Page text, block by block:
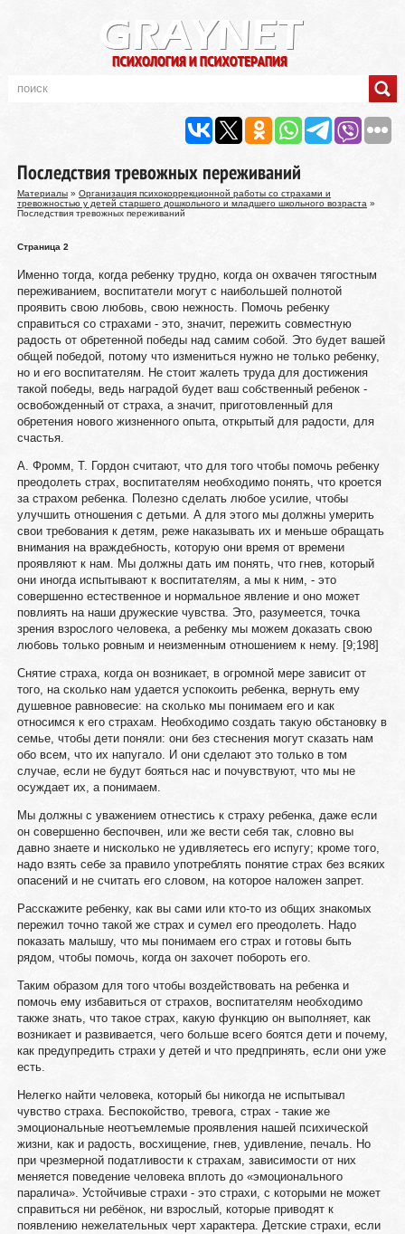
Последствия тревожных переживаний
Материалы» Организация психокоррекционной работы со страхами и
тревожностью у детей старшего дошкольного и младшего школьного возраста »
Последствия тревожных переживаний
Страница 2
Именно тогда, когда ребенку трудно, когда он охвачен тягостным
переживанием, воспитатели могут с наибольшей полнотой
проявить свою любовь, свою нежность. Помочь ребенку
справиться со страхами - это, значит, пережить совместную
радость от обретенной победы над самим собой. Это будет вашей
общей победой, потому что измениться нужно не только ребенку,
но и его воспитателям. Не стоит жалеть труда для достижения
такой победы, ведь наградой будет ваш собственный ребенок -
освобожденный от страха, а значит, приготовленный для
обретения нового жизненного опыта, открытый для радости, для
счастья.
А. Фромм, Т. Гордон считают, что для того чтобы помочь ребенку
преодолеть страх, воспитателям необходимо понять, что кроется
за страхом ребенка. Полезно сделать любое усилие, чтобы
улучшить отношения с детьми. А для этого мы должны умерить
свои требования к детям, реже наказывать их и меньше обращать
внимания на враждебность, которую они время от времени
проявляют к нам. Мы должны дать им понять, что гнев, который
они иногда испытывают к воспитателям, а мы к ним, - это
совершенно естественное и нормальное явление и оно может
повлиять на наши дружеские чувства. Это, разумеется, точка
зрения взрослого человека, а ребенку мы можем доказать свою
любовь только ровным и неизменным отношением к нему. [9;198]
Снятие страха, когда он возникает, в огромной мере зависит от
того, на сколько нам удается успокоить ребенка, вернуть ему
душевное равновесие: на сколько мы понимаем его и как
относимся к его страхам. Необходимо создать такую обстановку в
семье, чтобы дети поняли: они без стеснения могут сказать нам
обо всем, что их напугало. И они сделают это только в том
случае, если не будут бояться нас и почувствуют, что мы не
осуждает их, а понимаем.
Мы должны с уважением отнестись к страху ребенка, даже если
он совершенно беспочвен, или же вести себя так, словно вы
давно знаете и нисколько не удивляетесь его испугу; кроме того,
надо взять себе за правило употреблять понятие страх без всяких
опасений и не считать его словом, на которое наложен запрет.
Расскажите ребенку, как вы сами или кто-то из общих знакомых
пережил точно такой же страх и сумел его преодолеть. Надо
показать малышу, что мы понимаем его страх и готовы быть
рядом, чтобы помочь, когда он захочет побороть его.
Таким образом для того чтобы воздействовать на ребенка и
помочь ему избавиться от страхов, воспитателям необходимо
также знать, что такое страх, какую функцию он выполняет, как
возникает и развивается, чего больше всего боятся дети и почему,
как предупредить страхи у детей и что предпринять, если они уже
есть.
Нелегко найти человека, который бы никогда не испытывал
чувство страха. Беспокойство, тревога, страх - такие же
эмоциональные неотъемлемые проявления нашей психической
жизни, как и радость, восхищение, гнев, удивление, печаль. Но
при чрезмерной податливости к страхам, зависимости от них
меняется поведение человека вплоть до «эмоционального
паралича». Устойчивые страхи - это страхи, с которыми не может
справиться ни ребёнок, ни взрослый, которые приводят к
появлению нежелательных черт характера. Детские страхи, если